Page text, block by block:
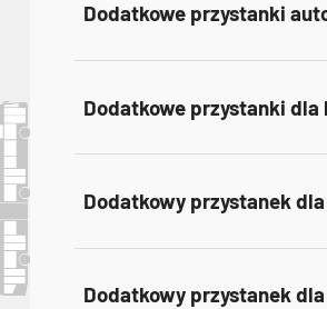
Dodatkowe przystanki
Dodatkowe przystanki dla
Dodatkowy przystanek
Dodatkowy przystanek